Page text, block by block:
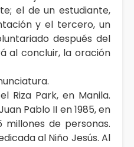
el de un estudiante,
y el tercero, un
después del
al concluir, la oración
Riza Park, en Manila.
Pablo II en 1985, en
de personas.
al Niño Jesús. Al